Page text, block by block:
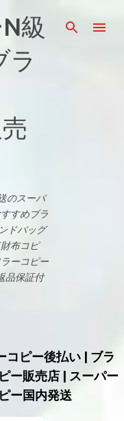
ンツに移動
級
ラ
のスーパ
すめブラ
ドバッグ
布コピ
ーコピー
品保証付
コピー後払い | ブラ
ー販売店 | スーパー
ー国内発送